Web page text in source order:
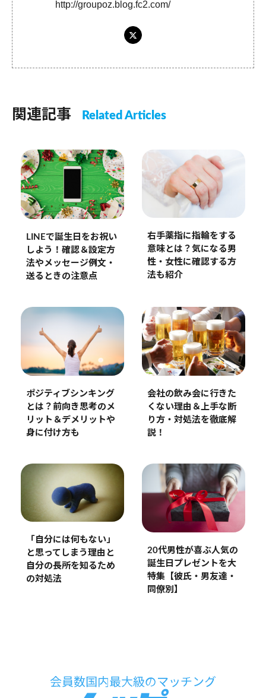
http://groupoz.blog.fc2.com/
関連記事 Related Articles
LINEで誕生日をお祝い
しよう！確認＆設定方
法やメッセージ例文・
送るときの注意点
右手薬指に指輪をする
意味とは？気になる男
性・女性に確認する方
法も紹介
ポジティブシンキング
とは？前向き思考のメ
リット＆デメリットや
身に付け方も
会社の飲み会に行きた
くない理由＆上手な断
り方・対処法を徹底解
説！
「自分には何もない」
と思ってしまう理由と
自分の長所を知るため
の対処法
20代男性が喜ぶ人気の
誕生日プレゼントを大
特集【彼氏・男友達・
同僚別】